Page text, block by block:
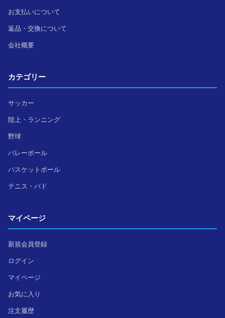
お支払いについて
返品・交換について
会社概要
カテゴリー
サッカー
陸上・ランニング
野球
バレーボール
バスケットボール
テニス・バド
マイページ
新規会員登録
ログイン
マイページ
お気に入り
注文履歴